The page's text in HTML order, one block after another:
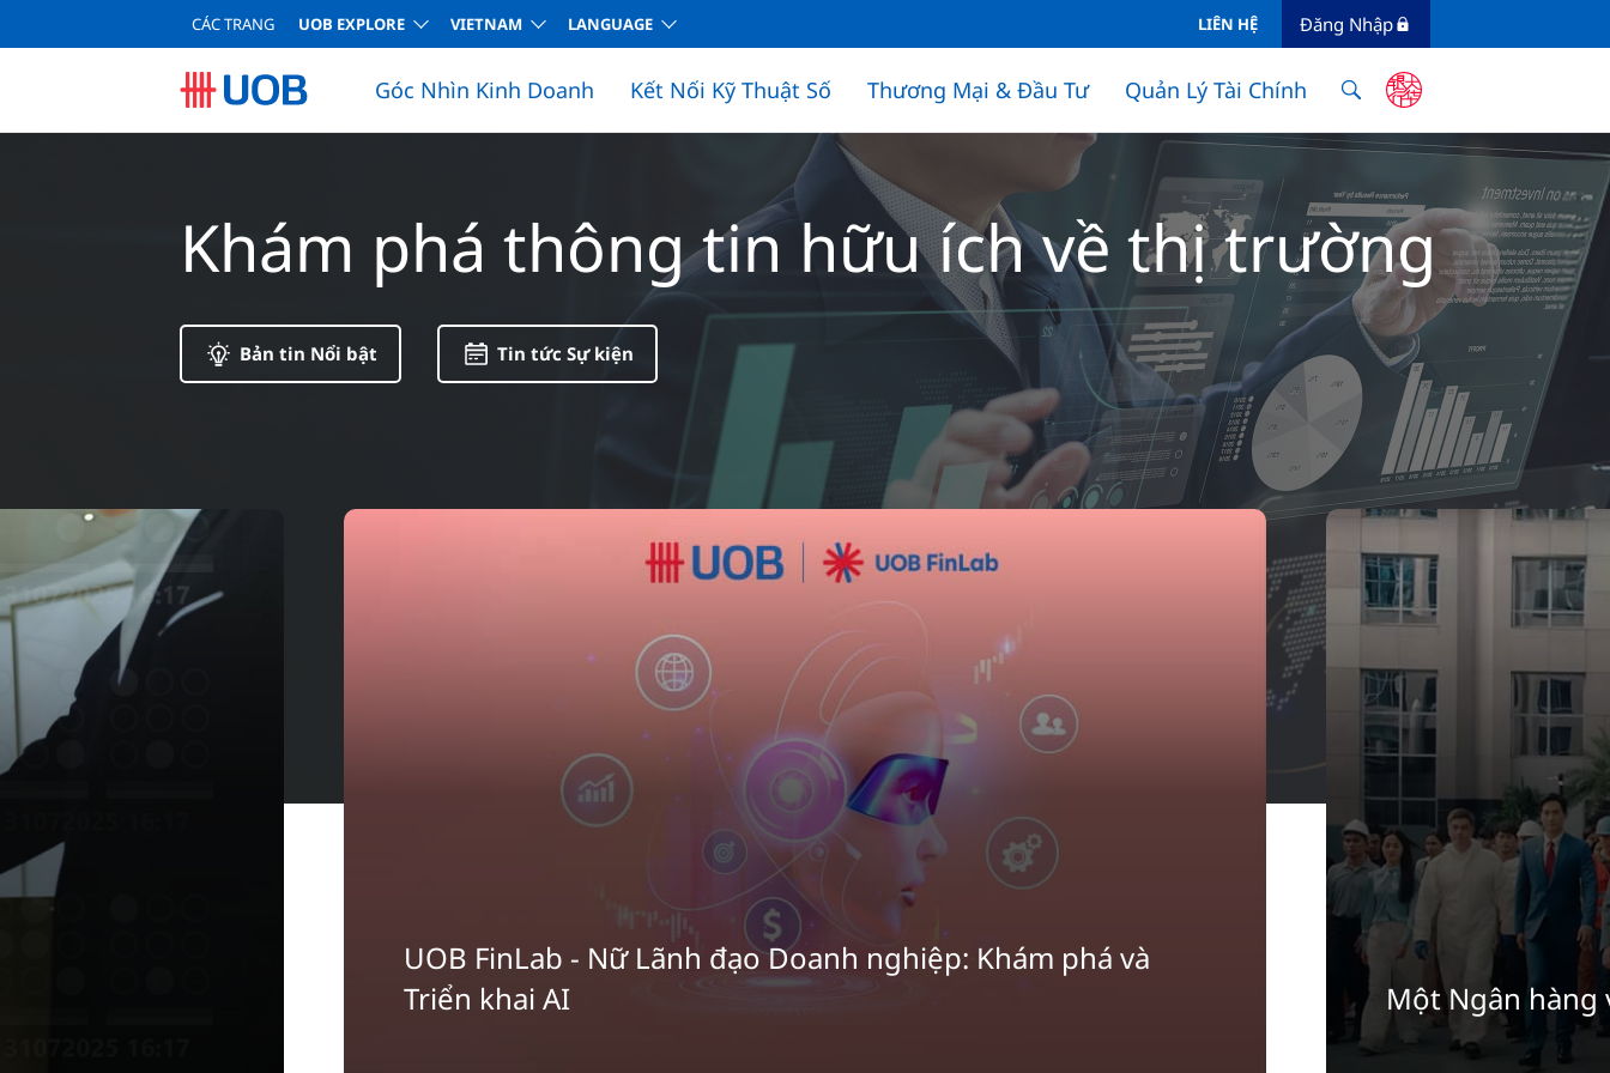
CÁC TRANG UOB EXPLORE VIETNAM LANGUAGE LIÊN HỆ Đăng Nhập
Góc Nhìn Kinh Doanh Kết Nối Kỹ Thuật Số Thương Mại & Đầu Tư Quản Lý Tài Chính
Khám phá thông tin hữu ích về thị trường
Bản tin Nổi bật Tin tức Sự kiện
UOB FinLab - Nữ Lãnh đạo Doanh nghiệp: Khám phá và
Triển khai AI
Một Ngân hàng